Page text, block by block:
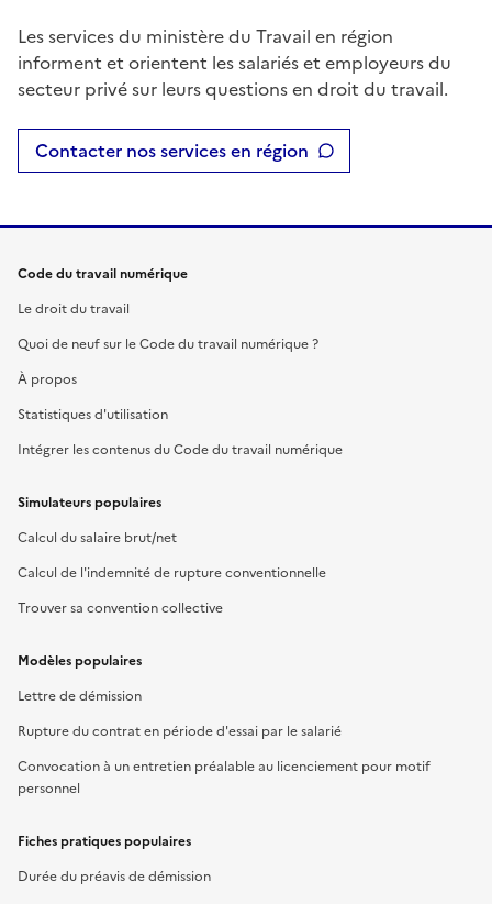
Les services du ministère du Travail en région
informent et orientent les salariés et employeurs du
secteur privé sur leurs questions en droit du travail.
Contacter nos services en région
Code du travail numérique
Le droit du travail
Quoi de neuf sur le Code du travail numérique ?
À propos
Statistiques d'utilisation
Intégrer les contenus du Code du travail numérique
Simulateurs populaires
Calcul du salaire brut/net
Calcul de l'indemnité de rupture conventionnelle
Trouver sa convention collective
Modèles populaires
Lettre de démission
Rupture du contrat en période d'essai par le salarié
Convocation à un entretien préalable au licenciement pour motif
personnel
Fiches pratiques populaires
Durée du préavis de démission